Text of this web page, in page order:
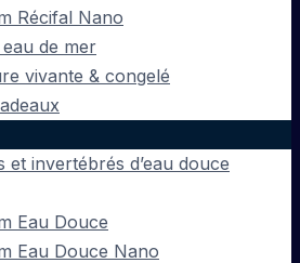
Récifal Nano
de mer
vivante & congelé
et invertébrés d’eau douce
Eau Douce
Eau Douce Nano